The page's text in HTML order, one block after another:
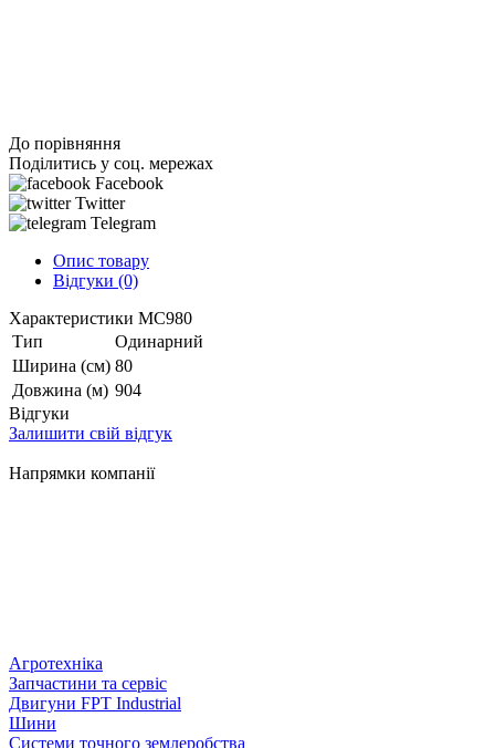
До порівняння
Поділитись у соц. мережах
Facebook
Twitter
Telegram
Опис товару
Відгуки (0)
Характеристики МС980
Тип
Одинарний
Ширина (см) 80
Довжина (м) 904
Відгуки
Залишити свій відгук
Напрямки компанії
Агротехніка
Запчастини та сервіс
Двигуни FPT Industrial
Шини
Системи точного землеробства